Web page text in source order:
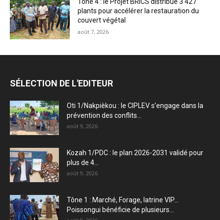
Tône 4 : le Projet BRICS distribue 3 427
plants pour accélérer la restauration du
couvert végétal
août 7, 2026
SÉLECTION DE L'EDITEUR
Oti 1/Nakpièkou : le CIPLEV s’engage dans la
prévention des conflits...
août 9, 2026
Kozah 1/PDC : le plan 2026-2031 validé pour
plus de 4...
août 9, 2026
Tône 1 : Marché, Forage, latrine VIP…
Poissongui bénéficie de plusieurs...